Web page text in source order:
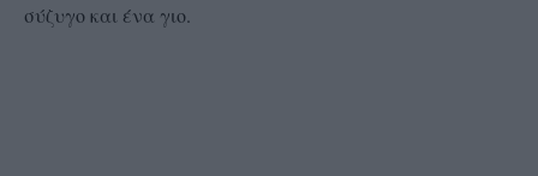
σύζυγο και ένα γιο.